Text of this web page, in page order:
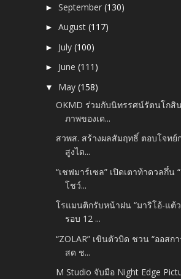
►September(130)
►August(117)
► July(100)
► June(111)
▼ May(158)
OKMD ร่วมกับนิทรรศน์รัตนโก
ภาพของเด...
สวพส. สร้างผลสัมฤทธิ์ ตอบโจท
สูงได...
“เชฟมาร์เซล” เปิดเตาท้าดวลกึ๋น
โชว์...
โรแมนติกรับหน้าฝน “มาริโอ้-แต้
รอบ 12 ...
“ZOLAR” เขินตัวบิด ชวน “ออสก
สด ช...
M Studio จับมือ Night Edge